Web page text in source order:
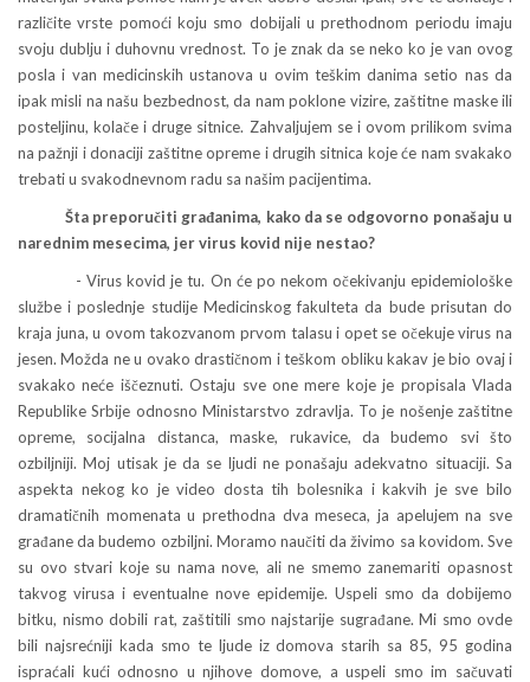
različite vrste pomoći koju smo dobijali u prethodnom periodu imaju
svoju dublju i duhovnu vrednost. To je znak da se neko ko je van ovog
posla i van medicinskih ustanova u ovim teškim danima setio nas da
ipak misli na našu bezbednost, da nam poklone vizire, zaštitne maske ili
posteljinu, kolače i druge sitnice. Zahvaljujem se i ovom prilikom svima
na pažnji i donaciji zaštitne opreme i drugih sitnica koje će nam svakako
trebati u svakodnevnom radu sa našim pacijentima.
Šta preporučiti građanima, kako da se odgovorno ponašaju u
narednim mesecima, jer virus kovid nije nestao?
- Virus kovid je tu. On će po nekom očekivanju epidemiološke
službe i poslednje studije Medicinskog fakulteta da bude prisutan do
kraja juna, u ovom takozvanom prvom talasu i opet se očekuje virus na
jesen. Možda ne u ovako drastičnom i teškom obliku kakav je bio ovaj i
svakako neće iščeznuti. Ostaju sve one mere koje je propisala Vlada
Republike Srbije odnosno Ministarstvo zdravlja. To je nošenje zaštitne
opreme, socijalna distanca, maske, rukavice, da budemo svi što
ozbiljniji. Moj utisak je da se ljudi ne ponašaju adekvatno situaciji. Sa
aspekta nekog ko je video dosta tih bolesnika i kakvih je sve bilo
dramatičnih momenata u prethodna dva meseca, ja apelujem na sve
građane da budemo ozbiljni. Moramo naučiti da živimo sa kovidom. Sve
su ovo stvari koje su nama nove, ali ne smemo zanemariti opasnost
takvog virusa i eventualne nove epidemije. Uspeli smo da dobijemo
bitku, nismo dobili rat, zaštitili smo najstarije sugrađane. Mi smo ovde
bili najsrećniji kada smo te ljude iz domova starih sa 85, 95 godina
ispraćali kući odnosno u njihove domove, a uspeli smo im sačuvati